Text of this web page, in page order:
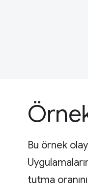
Bu örnek
tutma